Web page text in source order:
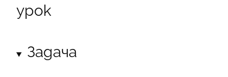
урок
Задача